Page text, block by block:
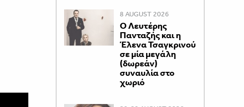
8 AUGUST 2026
Ο Λευτέρης
Πανταζής και η
Έλενα Τσαγκρινού
σε μία μεγάλη
(δωρεάν)
συναυλία στο
χωριό